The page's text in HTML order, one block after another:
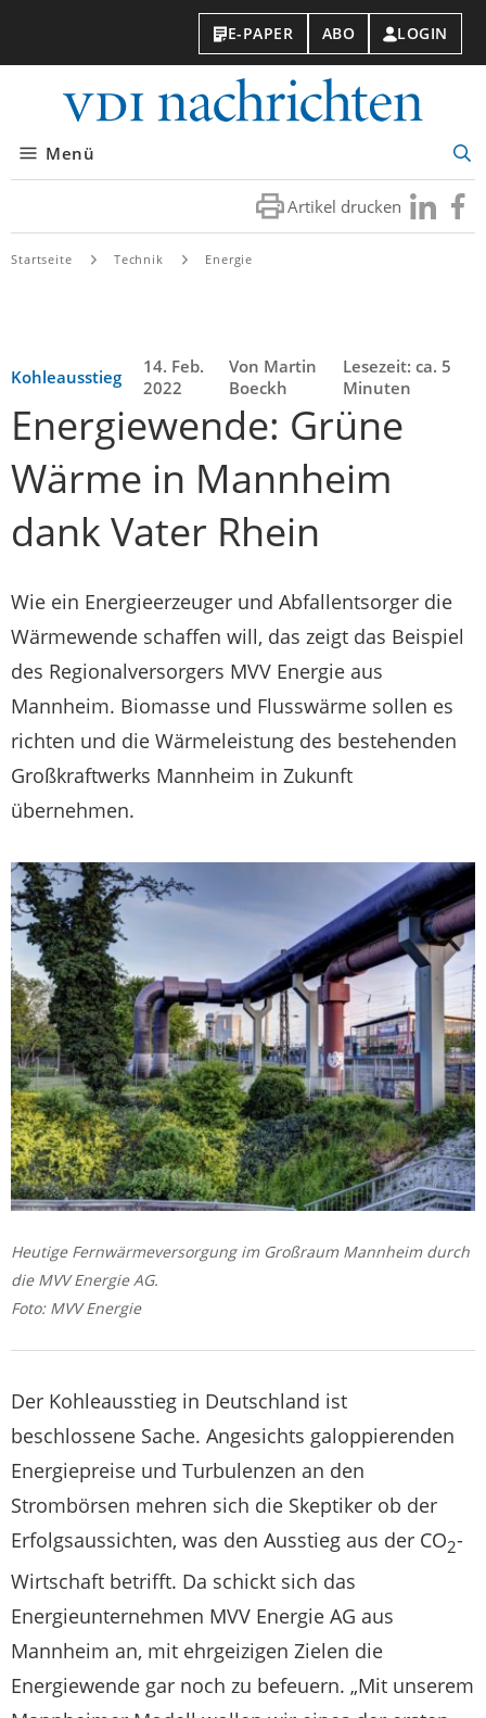
E-PAPER ABO LOGIN
Menü
Artikel drucken Besuchen
Sie
Sie
Startseite Technik Energie
Kohleausstieg
14. Feb.
2022
Von Martin
Boeckh
Lesezeit: ca. 5
Minuten
Energiewende: Grüne
Wärme in Mannheim
dank Vater Rhein
Wie ein Energieerzeuger und Abfallentsorger die
Wärmewende schaffen will, das zeigt das Beispiel
des Regionalversorgers MVV Energie aus
Mannheim. Biomasse und Flusswärme sollen es
richten und die Wärmeleistung des bestehenden
Großkraftwerks Mannheim in Zukunft
übernehmen.
Heutige Fernwärmeversorgung im Großraum Mannheim durch
die MVV Energie AG.
Foto: MVV Energie
Der Kohleausstieg in Deutschland ist
beschlossene Sache. Angesichts galoppierenden
Energiepreise und Turbulenzen an den
Strombörsen mehren sich die Skeptiker ob der
Erfolgsaussichten, was den Ausstieg aus der CO2-
Wirtschaft betrifft. Da schickt sich das
Energieunternehmen MVV Energie AG aus
Mannheim an, mit ehrgeizigen Zielen die
Energiewende gar noch zu befeuern. „Mit unserem